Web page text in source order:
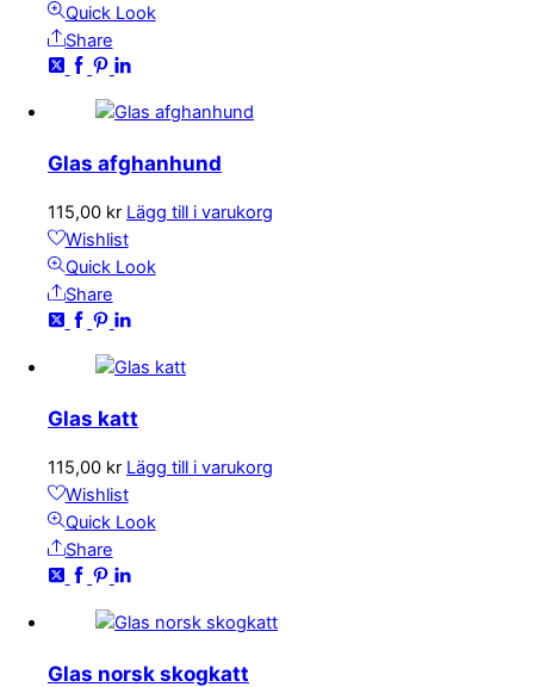
Quick Look
Share
Glas afghanhund
115,00 kr Lägg till i varukorg
Wishlist
Quick Look
Share
Glas katt
115,00 kr Lägg till i varukorg
Wishlist
Quick Look
Share
Glas norsk skogkatt